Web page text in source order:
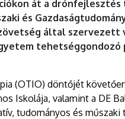
át a
és
által
tehetséggondozó
(OTIO) döntőjét
Iskolája, valamint a DE
tudományos és